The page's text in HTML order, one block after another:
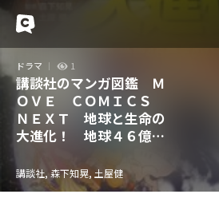
ドラマ 1
講談社のマンガ図鑑 Ｍ
ＯＶＥ ＣＯＭＩＣＳ
ＮＥＸＴ 地球と生命の
大進化！ 地球４６億年
講談社, 森下知晃, 土屋健